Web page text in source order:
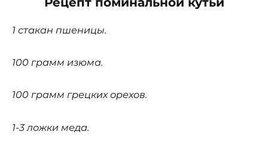
1 стакан пшеницы.
100 грамм изюма.
100 грамм грецких орехов.
1-3 ложки меда.